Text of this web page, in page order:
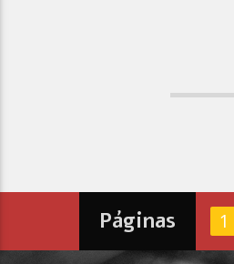
Páginas 1